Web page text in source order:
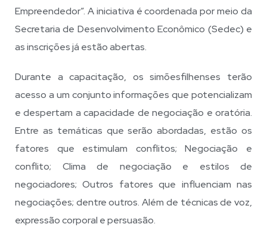
Empreendedor”. A iniciativa é coordenada por meio da
Secretaria de Desenvolvimento Econômico (Sedec) e
as inscrições já estão abertas.
Durante a capacitação, os simõesfilhenses terão
acesso a um conjunto informações que potencializam
e despertam a capacidade de negociação e oratória.
Entre as temáticas que serão abordadas, estão os
fatores que estimulam conflitos; Negociação e
conflito; Clima de negociação e estilos de
negociadores; Outros fatores que influenciam nas
negociações; dentre outros. Além de técnicas de voz,
expressão corporal e persuasão.